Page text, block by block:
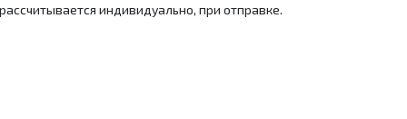
индивидуально, при отправке.